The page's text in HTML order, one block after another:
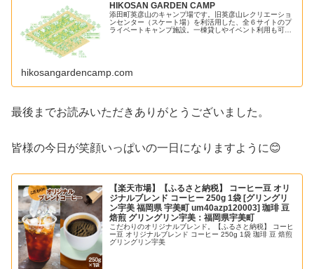
HIKOSAN GARDEN CAMP
添田町英彦山のキャンプ場です。旧英彦山レクリエーショ
ンセンター（スケート場）を利活用した、全６サイトのプ
ライベートキャンプ施設。一棟貸しやイベント利用も可能
hikosangardencamp.com
最後までお読みいただきありがとうございました。
皆様の今日が笑顔いっぱいの一日になりますように😊
【楽天市場】【ふるさと納税】 コーヒー豆 オリ
ジナルブレンド コーヒー 250g 1袋 [グリングリ
ン宇美 福岡県 宇美町 um40azp120003] 珈琲 豆
焙煎 グリングリン宇美：福岡県宇美町
こだわりのオリジナルブレンド。【ふるさと納税】 コーヒ
ー豆 オリジナルブレンド コーヒー 250g 1袋 珈琲 豆 焙煎
グリングリン宇美